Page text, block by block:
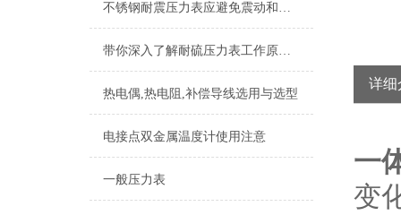
不锈钢耐震压力表应避免震动和碰撞，以免损坏
带你深入了解耐硫压力表工作原理及其构造
热电偶,热电阻,补偿导线选用与选型
电接点双金属温度计使用注意
一般压力表
详细
一
变